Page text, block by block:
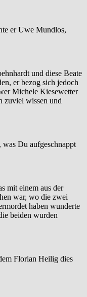
er Uwe Mundlos,
und diese Beate
er bezog sich jedoch
Michele Kiesewetter
zuviel wissen und
Du aufgeschnappt
mit einem aus der
war, wo die zwei
haben wunderte
beiden wurden
Florian Heilig dies